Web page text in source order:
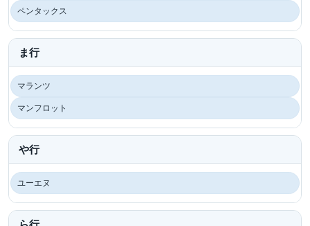
ペンタックス
ま行
マランツ
マンフロット
や行
ユーエヌ